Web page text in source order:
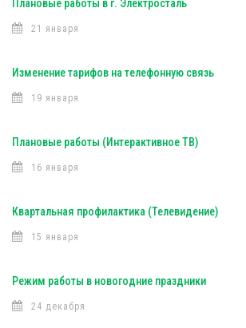
Плановые работы в г. Электросталь
21 января
Изменение тарифов на телефонную связь
19 января
Плановые работы (Интерактивное ТВ)
16 января
Квартальная профилактика (Телевидение)
15 января
Режим работы в новогодние праздники
24 декабря